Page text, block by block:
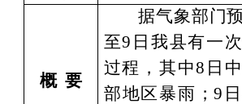
概 要
据气象部门
至9 日我县有一
过程，其中8 日
部地区暴雨；9